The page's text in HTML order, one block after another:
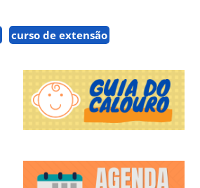
curso de extensão